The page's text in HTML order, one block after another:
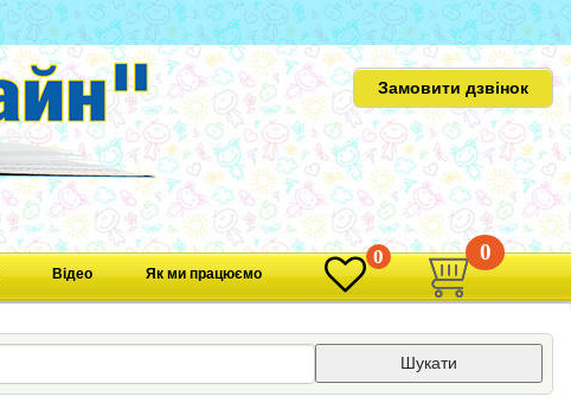
Замовити дзвінок
Відео Як ми працюємо
0 0
Шукати